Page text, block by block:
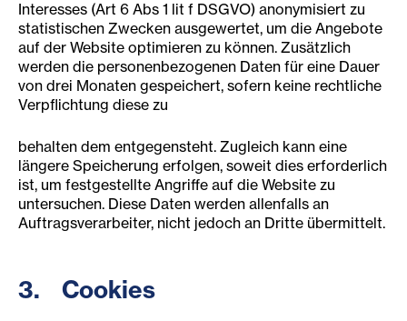
Interesses (Art 6 Abs 1 lit f DSGVO) anonymisiert zu
statistischen Zwecken ausgewertet, um die Angebote
auf der Website optimieren zu können. Zusätzlich
werden die personenbezogenen Daten für eine Dauer
von drei Monaten gespeichert, sofern keine rechtliche
Verpflichtung diese zu
behalten dem entgegensteht. Zugleich kann eine
längere Speicherung erfolgen, soweit dies erforderlich
ist, um festgestellte Angriffe auf die Website zu
untersuchen. Diese Daten werden allenfalls an
Auftragsverarbeiter, nicht jedoch an Dritte übermittelt.
3. Cookies